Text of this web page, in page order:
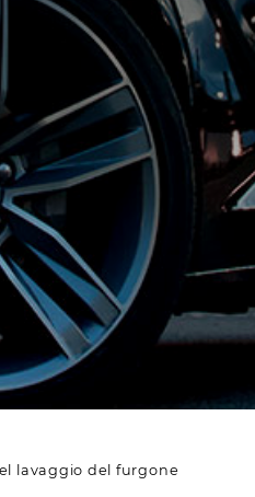
lavaggio del furgone